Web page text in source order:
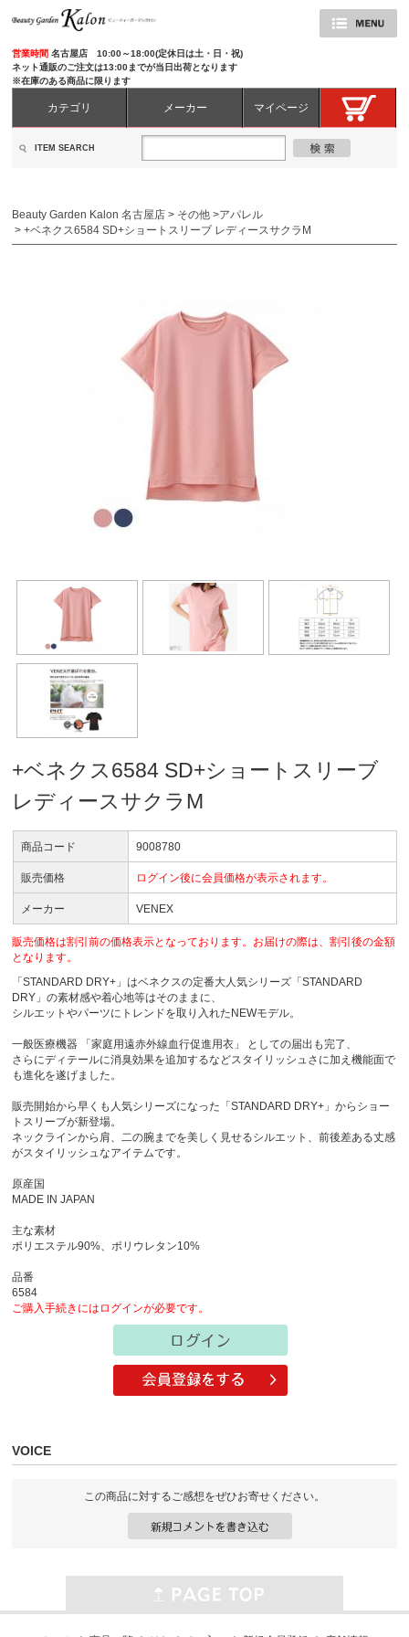
営業時間名古屋店 10:00～18:00(定休日は土・日・祝)
ネット通販のご注文は13:00までが当日出荷となります
※在庫のある商品に限ります
カテゴリ メーカー マイページ
ITEM SEARCH
Beauty Garden Kalon 名古屋店 > その他 >アパレル
>+ベネクス6584 SD+ショートスリーブ レディースサクラM
+ベネクス6584 SD+ショートスリーブ
レディースサクラM
商品コード 9008780
販売価格 ログイン後に会員価格が表示されます。
メーカー VENEX
販売価格は割引前の価格表示となっております。お届けの際は、割引後の金額
となります。
「STANDARD DRY+」はベネクスの定番大人気シリーズ「STANDARD
DRY」の素材感や着心地等はそのままに、
シルエットやパーツにトレンドを取り入れたNEWモデル。
一般医療機器 「家庭用遠赤外線血行促進用衣」 としての届出も完了、
さらにディテールに消臭効果を追加するなどスタイリッシュさに加え機能面で
も進化を遂げました。
販売開始から早くも人気シリーズになった「STANDARD DRY+」からショー
トスリーブが新登場。
ネックラインから肩、二の腕までを美しく見せるシルエット、前後差ある丈感
がスタイリッシュなアイテムです。
原産国
MADE IN JAPAN
主な素材
ポリエステル90%、ポリウレタン10%
品番
6584
ご購入手続きにはログインが必要です。
VOICE
この商品に対するご感想をぜひお寄せください。